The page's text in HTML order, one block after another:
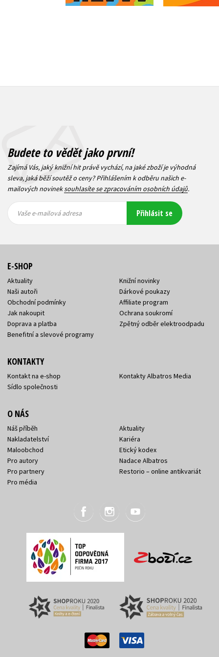
Budete to vědět jako první!
Zajímá Vás, jaký knižní hit právě vychází, na jaké zboží je výhodná
sleva, jaká běží soutěž o ceny? Přihlášením k odběru našich e-
mailových novineksouhlasíte se zpracováním osobních údajů.
mailová
mailová
Vaše e-mailová adresa Přihlásit se
E-SHOP
Aktuality
Naši autoři
Obchodní podmínky
Jak nakoupit
Doprava a platba
Benefitní a slevové programy
Knižní novinky
Dárkové poukazy
Affiliate program
Ochrana soukromí
Zpětný odběr elektroodpadu
KONTAKTY
Kontakt na e-shop
Sídlo společnosti
Kontakty Albatros Media
O NÁS
Náš příběh
Nakladatelství
Maloobchod
Pro autory
Pro partnery
Pro média
Aktuality
Kariéra
Etický kodex
Nadace Albatros
Restorio – online antikvariát